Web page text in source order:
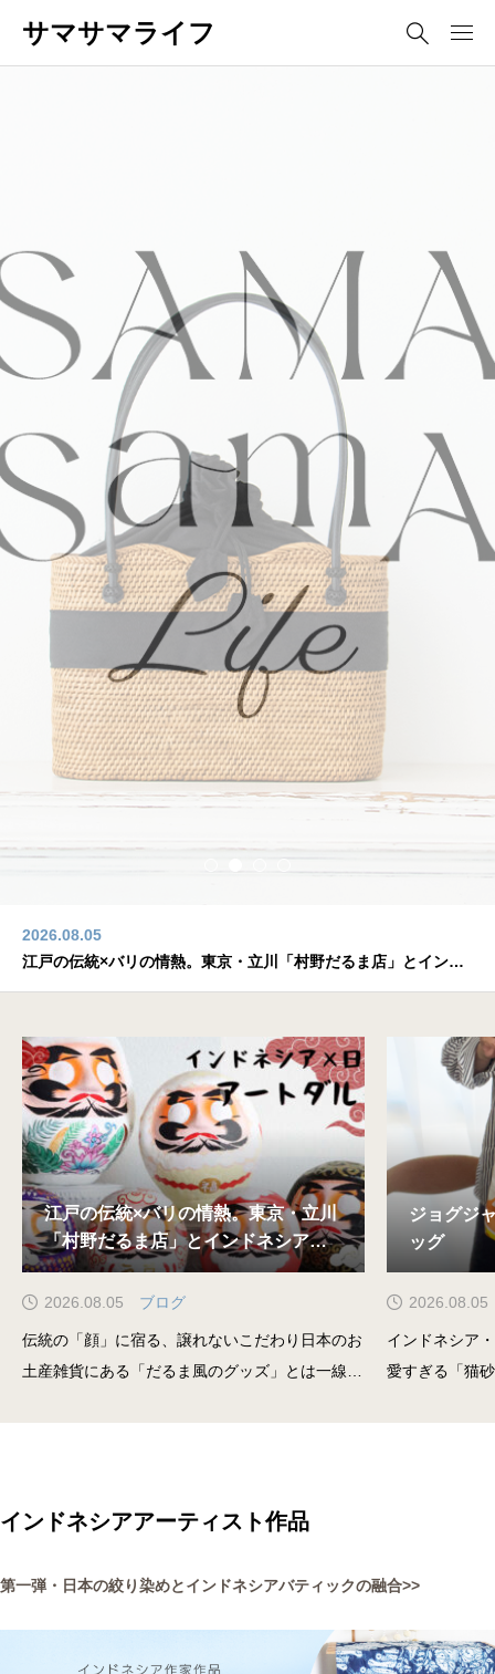
サマサマライフ
2026.08.05
江戸の伝統×バリの情熱。東京・立川「村野だるま店」とインドネシアのアーティストが起こした奇跡
江戸の伝統×バリの情熱。東京・立川
「村野だるま店」とインドネシアの
アーティストが起こした奇跡
2026.08.05 ブログ
伝統の「顔」に宿る、譲れないこだわり日本のお
土産雑貨にある「だるま風のグッズ」とは一線を
情はそ
ジョグジ
ッグ
2026.08.05
インドネシア
愛すぎる「猫
インドネシアアーティスト作品
第一弾・日本の絞り染めとインドネシアバティックの融合>>